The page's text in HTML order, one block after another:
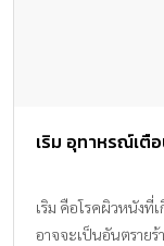
เริม อุทาหรณ์เตื
เริม คือโรคผิวหนังที่
อาจจะเป็นอันตรายร้